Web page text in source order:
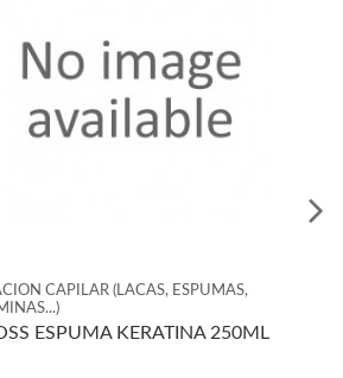
FIJACION CAPILAR (LACAS,
IO PLANET CURLY EXPERT